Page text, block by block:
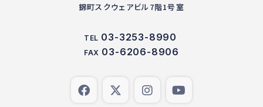
錦町スクウェアビル7階1号室
TEL 03-3253-8990
FAX 03-6206-8906